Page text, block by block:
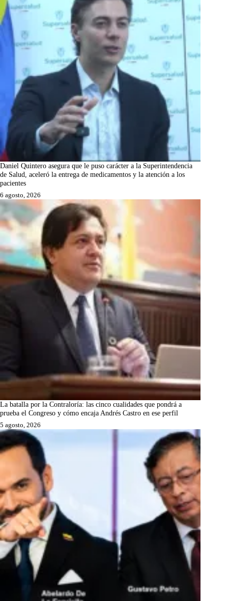
Daniel Quintero asegura que le puso carácter a la Superintendencia
de Salud, aceleró la entrega de medicamentos y la atención a los
pacientes
6 agosto, 2026
La batalla por la Contraloría: las cinco cualidades que pondrá a
prueba el Congreso y cómo encaja Andrés Castro en ese perfil
5 agosto, 2026